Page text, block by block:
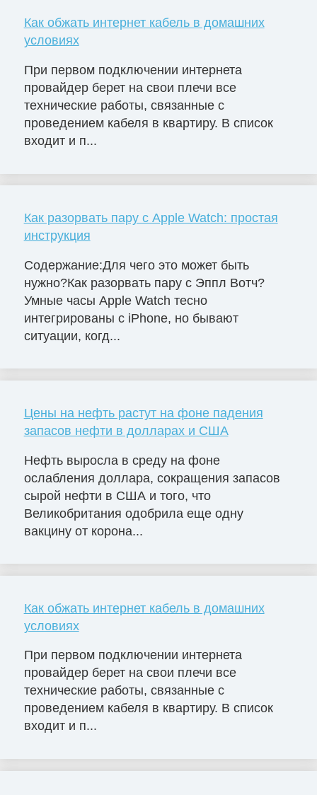
Как обжать интернет кабель в домашних
условиях
При первом подключении интернета
провайдер берет на свои плечи все
технические работы, связанные с
проведением кабеля в квартиру. В список
входит и п...
Как разорвать пару с Apple Watch: простая
инструкция
Содержание:Для чего это может быть
нужно?Как разорвать пару с Эппл Вотч?
Умные часы Apple Watch тесно
интегрированы с iPhone, но бывают
ситуации, когд...
Цены на нефть растут на фоне падения
запасов нефти в долларах и США
Нефть выросла в среду на фоне
ослабления доллара, сокращения запасов
сырой нефти в США и того, что
Великобритания одобрила еще одну
вакцину от корона...
Как обжать интернет кабель в домашних
условиях
При первом подключении интернета
провайдер берет на свои плечи все
технические работы, связанные с
проведением кабеля в квартиру. В список
входит и п...